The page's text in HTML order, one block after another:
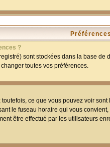
?
sont stockées dans la base de
toutes vos préférences.
ce que vous pouvez voir
le fuseau horaire qui vous
être effectué par les utilisateurs